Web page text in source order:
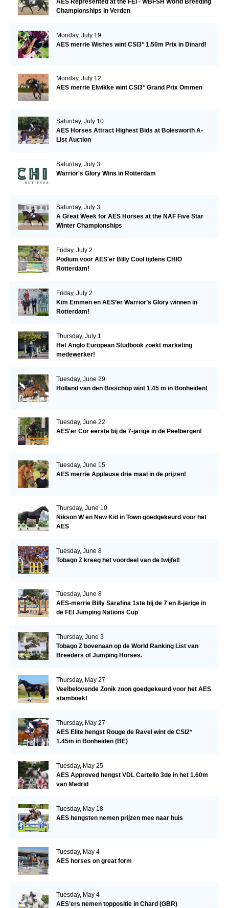
Championships in Verden
Monday, July 19
AES merrie Wishes wint CSI3* 1.50m Prix in Dinard!
Monday, July 12
AES merrie Elwikke wint CSI3* Grand Prix Ommen
Saturday, July 10
AES Horses Attract Highest Bids at Bolesworth A-
List Auction
Saturday, July 3
Warrior's Glory Wins in Rotterdam
Saturday, July 3
A Great Week for AES Horses at the NAF Five Star
Winter Championships
Friday, July 2
Podium voor AES'er Billy Cool tijdens CHIO
Rotterdam!
Friday, July 2
Kim Emmen en AES’er Warrior’s Glory winnen in
Rotterdam!
Thursday, July 1
Het Anglo European Studbook zoekt marketing
medewerker!
Tuesday, June 29
Holland van den Bisschop wint 1.45 m in Bonheiden!
Tuesday, June 22
AES'er Cor eerste bij de 7-jarige in de Peelbergen!
Tuesday, June 15
AES merrie Applause drie maal in de prijzen!
Thursday, June 10
Nikson W en New Kid in Town goedgekeurd voor het
AES
Tuesday, June 8
Tobago Z kreeg het voordeel van de twijfel!
Tuesday, June 8
AES-merrie Billy Sarafina 1ste bij de 7 en 8-jarige in
de FEI Jumping Nations Cup
Thursday, June 3
Tobago Z bovenaan op de World Ranking List van
Breeders of Jumping Horses.
Thursday, May 27
Veelbelovende Zonik zoon goedgekeurd voor het AES
stamboek!
Thursday, May 27
AES Elite hengst Rouge de Ravel wint de CSI2*
1.45m in Bonheiden (BE)
Tuesday, May 25
AES Approved hengst VDL Cartello 3de in het 1.60m
van Madrid
Tuesday, May 18
AES hengsten nemen prijzen mee naar huis
Tuesday, May 4
AES horses on great form
Tuesday, May 4
AES’ers nemen toppositie in Chard (GBR)